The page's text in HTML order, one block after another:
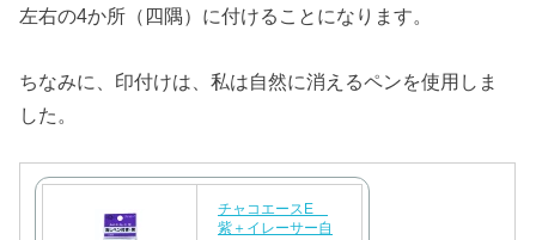
左右の4か所（四隅）に付けることになります。
ちなみに、印付けは、私は自然に消えるペンを使用しま
した。
チャコエースE
紫＋イレーサー自